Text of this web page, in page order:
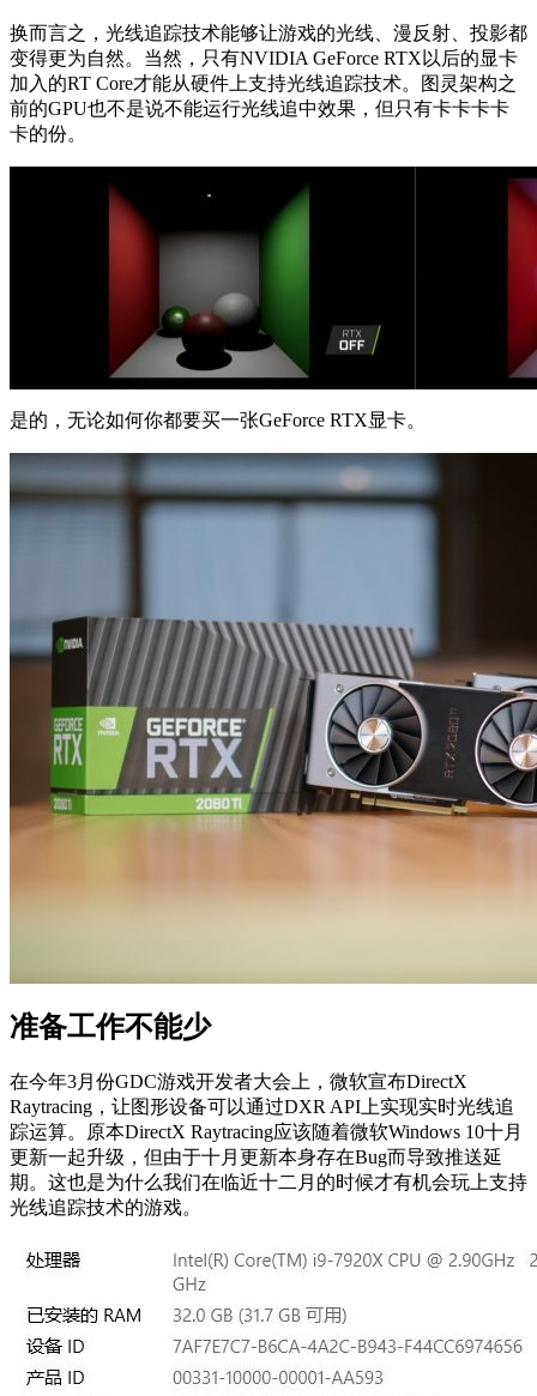
换而言之，光线追踪技术能够让游戏的光线、漫反射、投影都
变得更为自然。当然，只有NVIDIA GeForce RTX以后的显卡
加入的RT Core才能从硬件上支持光线追踪技术。图灵架构之
前的GPU也不是说不能运行光线追中效果，但只有卡卡卡卡
卡的份。
是的，无论如何你都要买一张GeForce RTX显卡。
准备工作不能少
在今年3月份GDC游戏开发者大会上，微软宣布DirectX
Raytracing，让图形设备可以通过DXR API上实现实时光线追
踪运算。原本DirectX Raytracing应该随着微软Windows 10十月
更新一起升级，但由于十月更新本身存在Bug而导致推送延
期。这也是为什么我们在临近十二月的时候才有机会玩上支持
光线追踪技术的游戏。